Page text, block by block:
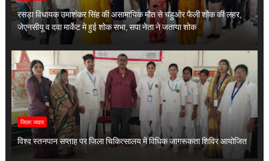
रसड़ा विधायक उमाशंकर सिंह की असामायिक मौत से चहुओर फैली शोक की लहर,
जेएनसीयू व दवा मार्केट मे हुई शोक सभा, सपा नेता ने जताया शोक
जिला जवार
विश्व स्तनपान सप्ताह पर जिला चिकित्सालय में विधिक जागरूकता शिविर आयोजित